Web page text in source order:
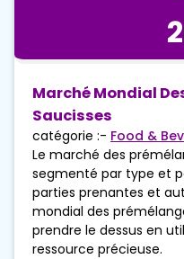
Marché Mondial
Saucisses
catégorie :- Food &
Le marché des
segmenté par type et
parties prenantes et
mondial des
prendre le dessus en
ressource précieuse.